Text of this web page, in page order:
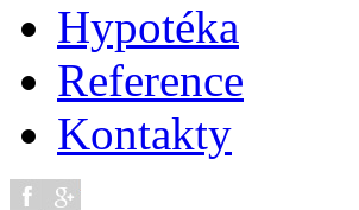
Hypotéka
Reference
Kontakty